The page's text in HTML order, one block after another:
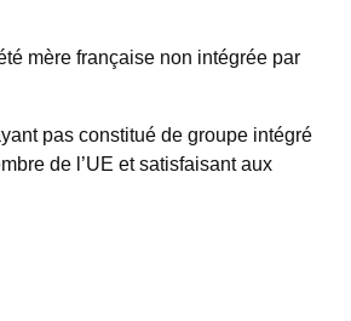
mère française non intégrée par
pas constitué de groupe intégré
de l’UE et satisfaisant aux